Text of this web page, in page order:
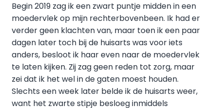
Begin 2019 zag ik een zwart puntje midden in een
moedervlek op mijn rechterbovenbeen. Ik had er
verder geen klachten van, maar toen ik een paar
dagen later toch bij de huisarts was voor iets
anders, besloot ik haar even naar de moedervlek
te laten kijken. Zij zag geen reden tot zorg, maar
zei dat ik het wel in de gaten moest houden.
Slechts een week later belde ik de huisarts weer,
want het zwarte stipje besloeg inmiddels